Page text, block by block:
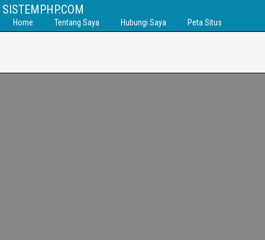
SISTEMPHP.COM
Home Tentang Saya Hubungi Saya Peta Situs